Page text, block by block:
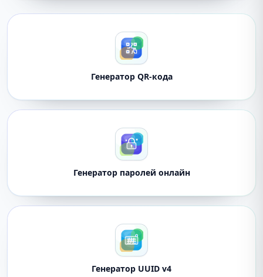
Генератор QR-кода
Генератор паролей онлайн
Генератор UUID v4